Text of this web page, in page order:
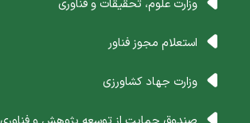
وزارت علوم، تحقیقات و فناوری
استعلام مجوز فناور
وزارت جهاد کشاورزی